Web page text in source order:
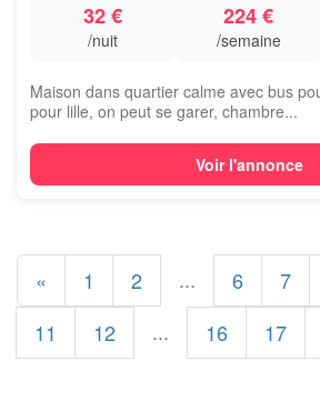
32 €
/nuit
224 €
/semaine
Maison dans quartier calme avec bus
pour lille, on peut se garer, chambre...
Voir l'annonce
« 1 2 ... 6 7
11
12 ... 16 17